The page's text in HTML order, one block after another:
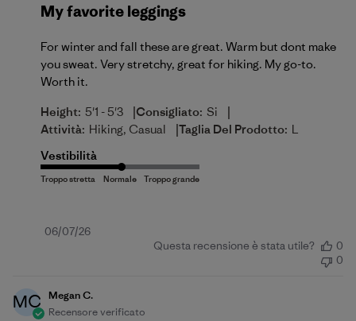
My favorite leggings
For winter and fall these are great. Warm but dont make
you sweat. Very stretchy, great for hiking. My go-to.
Worth it.
Height: 5'1 - 5'3 |Consigliato: Si |
Attività: Hiking, Casual |Taglia Del Prodotto: L
Vestibilità
Data
06/07/26
Questa recensione è stata utile?
0
0
MC
Megan C.
Recensore verificato